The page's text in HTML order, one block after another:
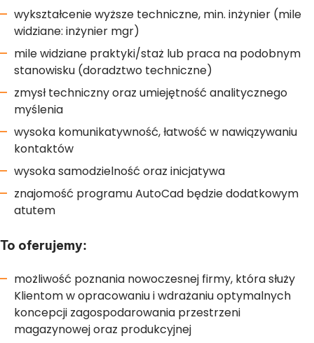
wykształcenie wyższe techniczne, min. inżynier (mile
widziane: inżynier mgr)
mile widziane praktyki/staż lub praca na podobnym
stanowisku (doradztwo techniczne)
zmysł techniczny oraz umiejętność analitycznego
myślenia
wysoka komunikatywność, łatwość w nawiązywaniu
kontaktów
wysoka samodzielność oraz inicjatywa
znajomość programu AutoCad będzie dodatkowym
atutem
To oferujemy:
możliwość poznania nowoczesnej firmy, która służy
Klientom w opracowaniu i wdrażaniu optymalnych
koncepcji zagospodarowania przestrzeni
magazynowej oraz produkcyjnej